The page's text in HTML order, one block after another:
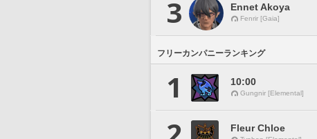
3 Ennet Akoya
Fenrir [Gaia]
フリーカンパニーランキング
1 10:00
Gungnir [Elemental]
Fleur Chloe